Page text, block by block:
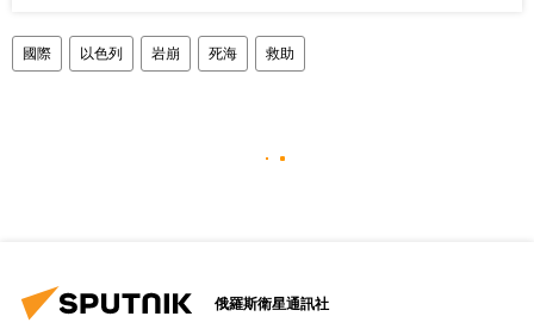
國際 以色列 岩崩 死海 救助
俄羅斯衛星通訊社